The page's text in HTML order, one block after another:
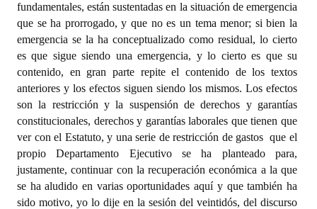
fundamentales, están sustentadas en la situación de emergencia
que se ha prorrogado, y que no es un tema menor; si bien la
emergencia se la ha conceptualizado como residual, lo cierto
es que sigue siendo una emergencia, y lo cierto es que su
contenido, en gran parte repite el contenido de los textos
anteriores y los efectos siguen siendo los mismos. Los efectos
son la restricción y la suspensión de derechos y garantías
constitucionales, derechos y garantías laborales que tienen que
ver con el Estatuto, y una serie de restricción de gastos que el
propio Departamento Ejecutivo se ha planteado para,
justamente, continuar con la recuperación económica a la que
se ha aludido en varias oportunidades aquí y que también ha
sido motivo, yo lo dije en la sesión del veintidós, del discurso